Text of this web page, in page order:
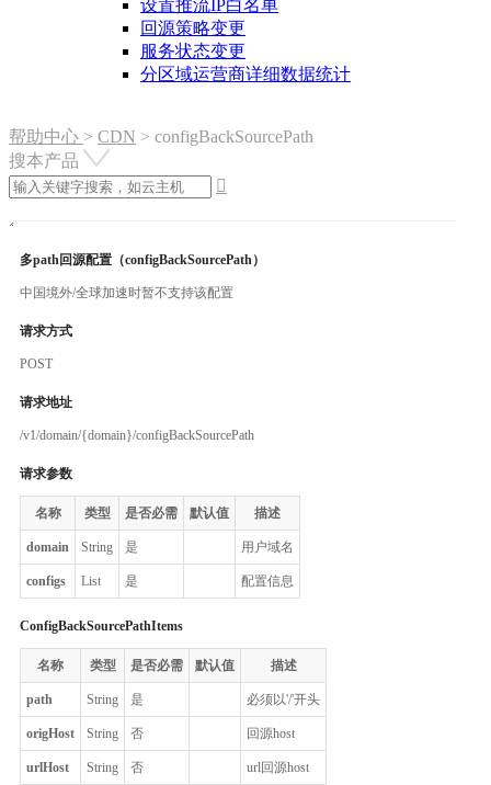
设置推流IP白名单
回源策略变更
服务状态变更
分区域运营商详细数据统计
帮助中心 > CDN > configBackSourcePath
搜本产品

多path回源配置（configBackSourcePath）
中国境外/全球加速时暂不支持该配置
请求方式
POST
请求地址
/v1/domain/{domain}/configBackSourcePath
请求参数
名称 类型 是否必需 默认值 描述
domain String 是 用户域名
configs List 是 配置信息
ConfigBackSourcePathItems
名称 类型 是否必需 默认值 描述
path String 是 必须以'/'开头
origHost String 否 回源host
urlHost String 否 url回源host